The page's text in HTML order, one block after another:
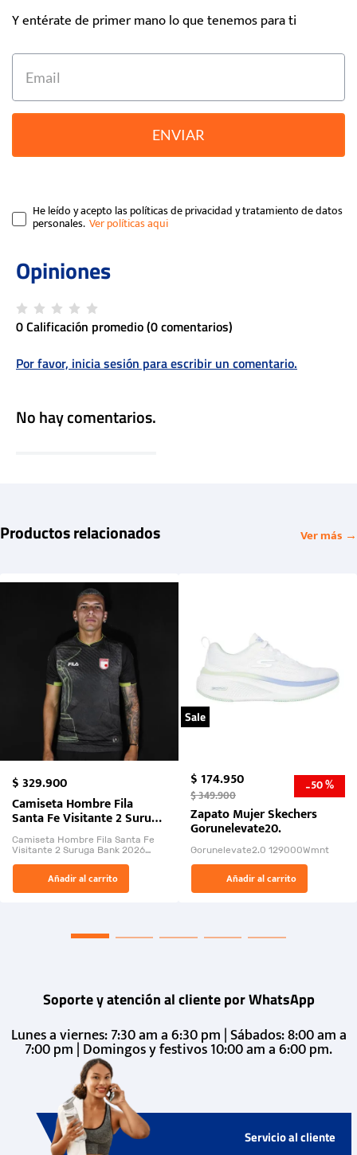
Y entérate de primer mano lo que tenemos para ti
ENVIAR
He leído y acepto las políticas de privacidad y tratamiento de datos
personales.
0 Calificación promedio(0 comentarios)
Por favor, inicia sesión para escribir un comentario.
No hay comentarios.
Productos relacionados Ver más →
$329.900
Camiseta Hombre Fila
Santa Fe Visitante 2 Suruga
Bank 2026
Camiseta Hombre Fila Santa Fe
Visitante 2 Suruga Bank 2026
El Rugido del Sol Naciente:
“Primeros para la Et...
Añadir al carrito
Sale
$174.950
$349.900 -50 %
Zapato Mujer Skechers
Gorunelevate20.
Gorunelevate2.0 129000Wmnt
Añadir al carrito
Soporte y atención al cliente por WhatsApp
Lunes a viernes: 7:30 am a 6:30 pm | Sábados: 8:00 am a
7:00 pm | Domingos y festivos 10:00 am a 6:00 pm.
Servicio al cliente